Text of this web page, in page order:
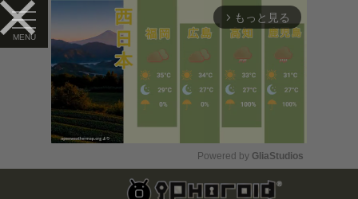
arrow_forward_ios もっと見る
Mute
Powered by GliaStudios